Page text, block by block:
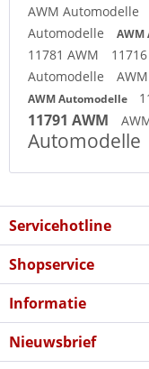
AWM Automodelle
Automodelle
AWM
11781 AWM
Automodelle
AWM Automodelle
11791 AWM
Automodelle
Servicehotline
Shopservice
Informatie
Nieuwsbrief